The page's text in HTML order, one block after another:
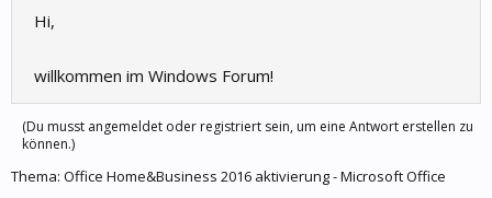
Hi,
willkommen im Windows Forum!
(Du musst angemeldet oder registriert sein, um eine Antwort erstellen zu
können.)
Thema: Office Home&Business 2016 aktivierung - Microsoft Office